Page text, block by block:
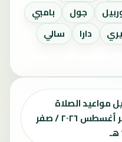
جول
بامبي
دارا
سالي
مواعيد الصلاة
لشهر أغسطس ٢٠٢٦ / صفر